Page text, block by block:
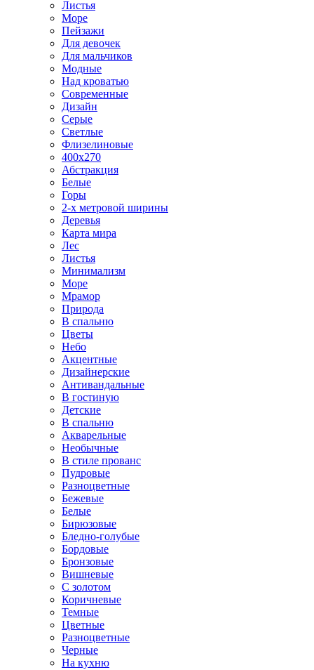
Листья
Море
Пейзажи
Для девочек
Для мальчиков
Модные
Над кроватью
Современные
Дизайн
Серые
Светлые
Флизелиновые
400х270
Абстракция
Белые
Горы
2-х метровой ширины
Деревья
Карта мира
Лес
Листья
Минимализм
Море
Мрамор
Природа
В спальню
Цветы
Небо
Акцентные
Дизайнерские
Антивандальные
В гостиную
Детские
В спальню
Акварельные
Необычные
В стиле прованс
Пудровые
Разноцветные
Бежевые
Белые
Бирюзовые
Бледно-голубые
Бордовые
Бронзовые
Вишневые
С золотом
Коричневые
Темные
Цветные
Разноцветные
Черные
На кухню